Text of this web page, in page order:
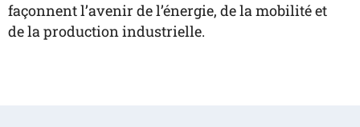
façonnent l’avenir de l’énergie, de la mobilité et
de la production industrielle.